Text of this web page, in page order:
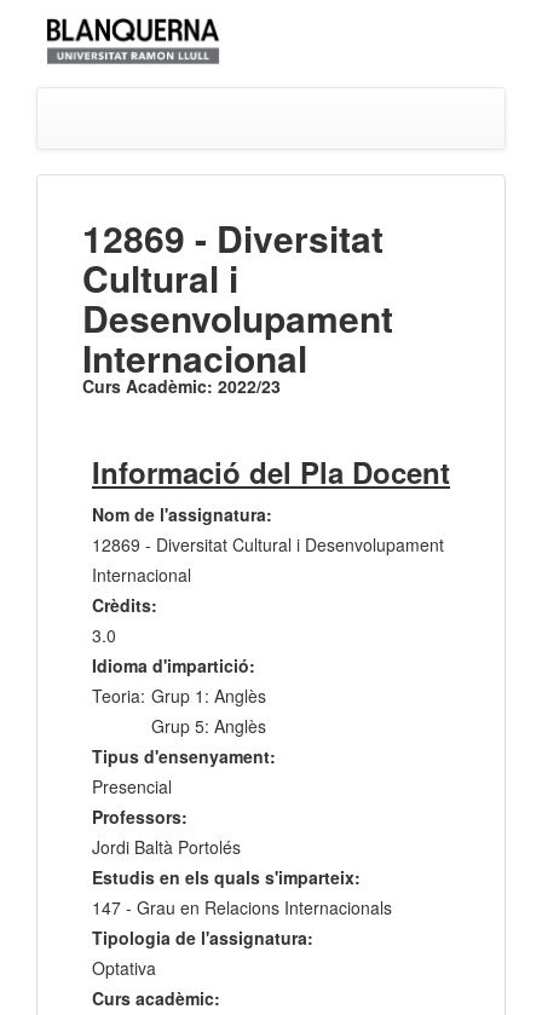
12869 - Diversitat
Cultural i
Desenvolupament
Internacional
Curs Acadèmic: 2022/23
Informació del Pla Docent
Nom de l'assignatura:
12869 - Diversitat Cultural i Desenvolupament
Internacional
Crèdits:
3.0
Idioma d'impartició:
Teoria: Grup 1: Anglès
Grup 5: Anglès
Tipus d'ensenyament:
Presencial
Professors:
Jordi Baltà Portolés
Estudis en els quals s'imparteix:
147 - Grau en Relacions Internacionals
Tipologia de l'assignatura:
Optativa
Curs acadèmic: